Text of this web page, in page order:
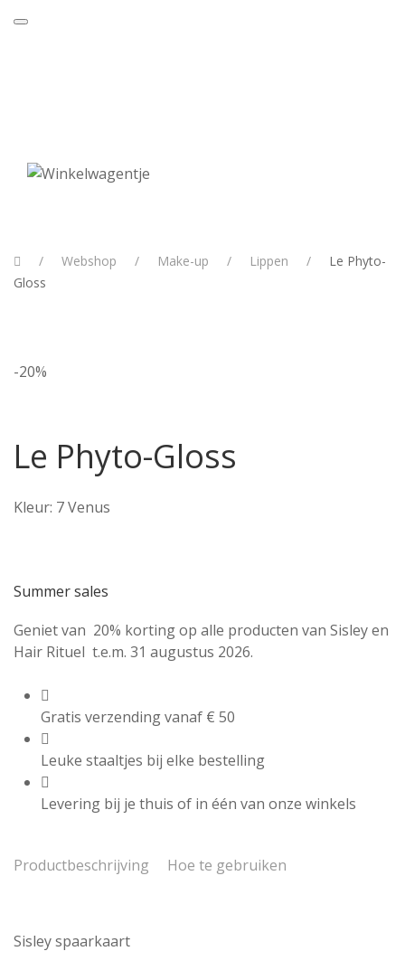
Webshop Make-up Lippen
Le Phyto-
Gloss
-20%
Le Phyto-Gloss
Kleur: 7 Venus
Summer sales
Geniet van 20% korting op alle producten van Sisley en
Hair Rituel t.e.m. 31 augustus 2026.
Gratis verzending vanaf € 50
Leuke staaltjes bij elke bestelling
Levering bij je thuis of in één van onze winkels
Productbeschrijving Hoe te gebruiken
Sisley spaarkaart